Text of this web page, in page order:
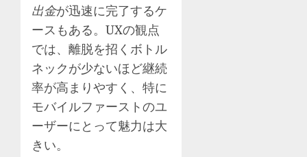
出金が迅速に完了するケ
ースもある。UXの観点
では、離脱を招くボトル
ネックが少ないほど継続
率が高まりやすく、特に
モバイルファーストのユ
ーザーにとって魅力は大
きい。